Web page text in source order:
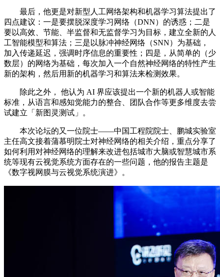
最后，他更是对新型人工网络架构和机器学习算法提出了
四点建议：一是要摆脱深度学习网络（DNN）的诱惑；二是
要以高效、节能、半监督和无监督学习为目标，建立全新的人
工智能模型和算法；三是以脉冲神经网络（SNN）为基础，
加入传递延迟，强调时序信息的重要性；四是，从简单的（少
数层）的网络为基础，每次加入一个自然神经网络的特性产生
新的架构，然后用新的机器学习和算法来检测效果。
除此之外， 他认为 AI 界应该提出一个新的机器人或智能
标准，从语言和感知觉能力的整合、团队合作等更多维度去尝
试建立「新图灵测试」。
本次论坛的又一位院士——中国工程院院士、鹏城实验室
主任高文接着蒲慕明院士对神经网络的相关介绍，重点分享了
如何利用对神经网络的理解来改进包括城市大脑或智慧城市系
统等现有云视觉系统方面存在的一些问题，他的报告主题是
《数字视网膜与云视觉系统演进》。